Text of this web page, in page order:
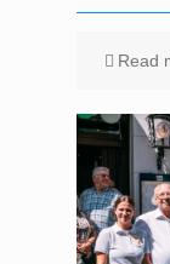
Read